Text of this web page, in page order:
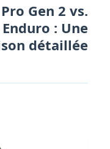
Gen 2 vs.
: Une
détaillée